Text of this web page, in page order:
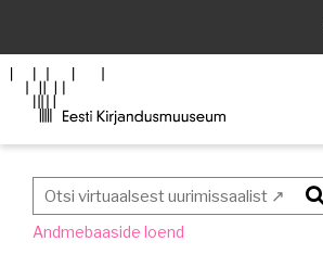
Otsi
Andmebaaside loend